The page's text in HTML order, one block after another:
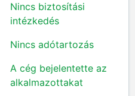
Nincs biztosítási
intézkedés
Nincs adótartozás
A cég bejelentette az
alkalmazottakat